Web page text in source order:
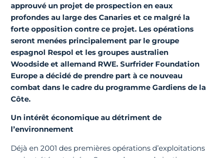
approuvé un projet de prospection en eaux
profondes au large des Canaries et ce malgré la
forte opposition contre ce projet. Les opérations
seront menées principalement par le groupe
espagnol Respol et les groupes australien
Woodside et allemand RWE.Surfrider Foundation
Europe a décidé de prendre part à ce nouveau
combat dans le cadre du programme Gardiens de la
Côte.
Un intérêt économique au détriment de
l’environnement
Déjà en 2001 des premières opérations d’exploitations